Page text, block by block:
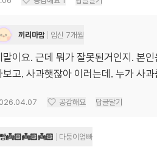
끼리마맘 임신 7개월
말이요. 근데 뭐가 잘못된거인지. 본
보고. 사과햇잖아 이러는데. 누가 사
공감해요 답글달기
👼🏻👼🏻👼🏻 다둥이엄빠